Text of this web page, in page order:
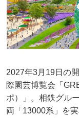
2027年3月19日の
際園芸博覧会「
ポ）」。相鉄グル
両「13000系」を